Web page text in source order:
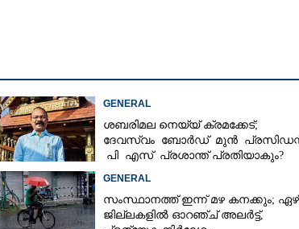
GENERAL
ശബരിമല നെയ്യ് ക്രമക്കേട്;
ദേവസ്വം ബോർഡ് മുൻ
പി എസ് പ്രശാന്ത് പ്രതിയാകും?
GENERAL
സംസ്ഥാനത്ത് ഇന്ന് മഴ കനക്കും; ഏഴ്
ജില്ലകളിൽ ഓറഞ്ച് അലർട്ട്,